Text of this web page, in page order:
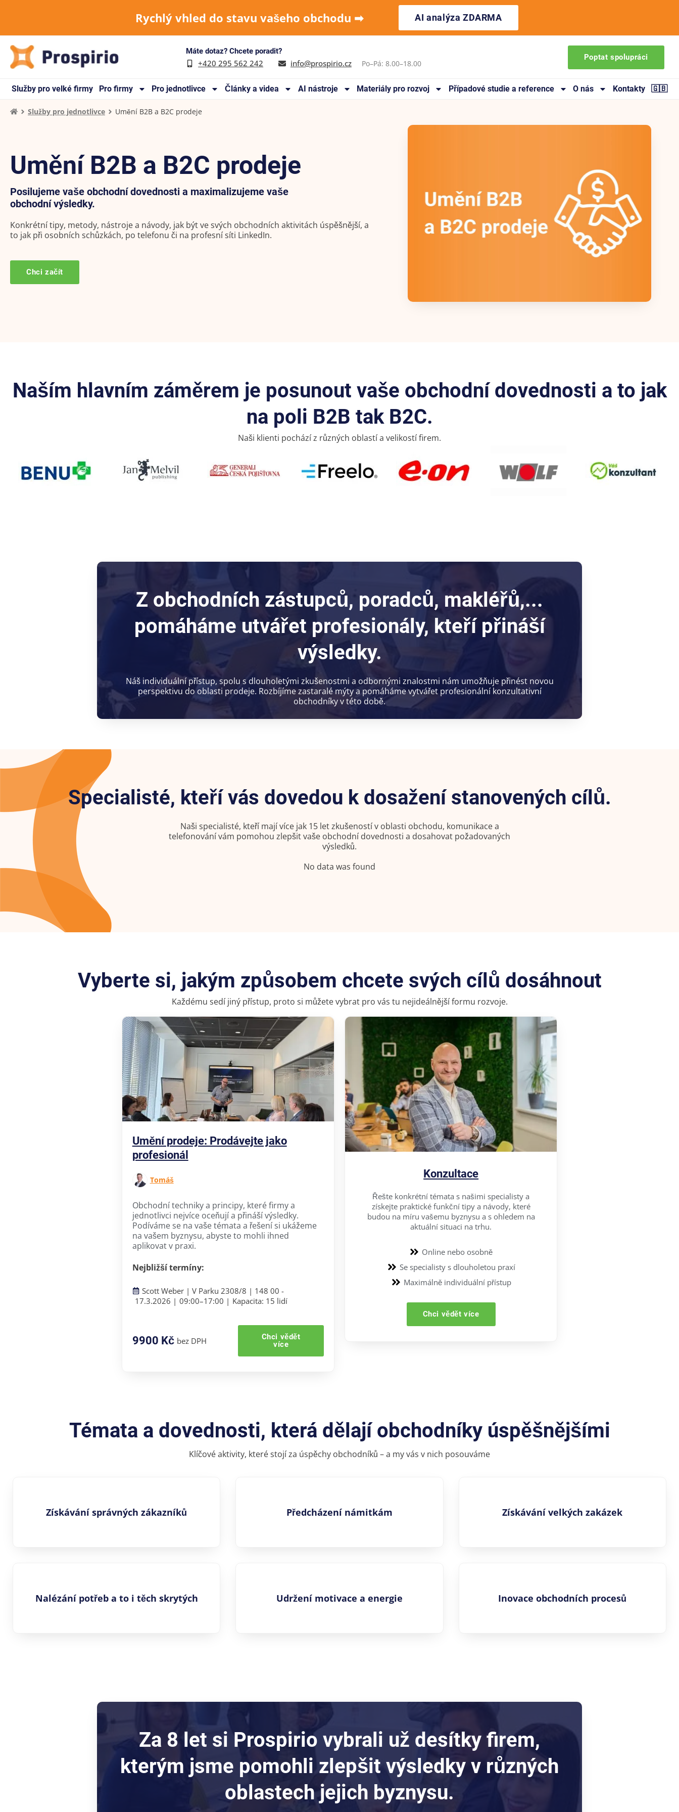
Rychlý vhled do stavu vašeho obchodu ➡︎ AI analýza ZDARMA
Máte dotaz? Chcete poradit?
+420 295 562 242 info@prospirio.cz Po–Pá: 8.00–18.00
Poptat spolupráci
Služby pro velké firmy Pro firmy Pro jednotlivce Články a videa AI nástroje Materiály pro rozvoj Případové studie a reference O nás Kontakty 🇬🇧
Služby pro jednotlivce Umění B2B a B2C prodeje
Umění B2B a B2C prodeje
Posilujeme vaše obchodní dovednosti a maximalizujeme vaše
obchodní výsledky.
Konkrétní tipy, metody, nástroje a návody, jak být ve svých obchodních aktivitách úspěšnější, a
to jak při osobních schůzkách, po telefonu či na profesní síti LinkedIn.
Chci začít
Naším hlavním záměrem je posunout vaše obchodní dovednosti a to jak
na poli B2B tak B2C.
Naši klienti pochází z různých oblastí a velikostí firem.
Z obchodních zástupců, poradců, makléřů,...
pomáháme utvářet profesionály, kteří přináší
výsledky.
Náš individuální přístup, spolu s dlouholetými zkušenostmi a odbornými znalostmi nám umožňuje přinést novou
perspektivu do oblasti prodeje. Rozbíjíme zastaralé mýty a pomáháme vytvářet profesionální konzultativní
obchodníky v této době.
Specialisté, kteří vás dovedou k dosažení stanovených cílů.
Naši specialisté, kteří mají více jak 15 let zkušeností v oblasti obchodu, komunikace a
telefonování vám pomohou zlepšit vaše obchodní dovednosti a dosahovat požadovaných
výsledků.
No data was found
Vyberte si, jakým způsobem chcete svých cílů dosáhnout
Každému sedí jiný přístup, proto si můžete vybrat pro vás tu nejideálnější formu rozvoje.
Umění prodeje: Prodávejte jako
profesionál
Tomáš
Obchodní techniky a principy, které firmy a
jednotlivci nejvíce oceňují a přináší výsledky.
Podíváme se na vaše témata a řešení si ukážeme
na vašem byznysu, abyste to mohli ihned
aplikovat v praxi.
Nejbližší termíny:
Scott Weber | V Parku 2308/8 | 148 00 -
17.3.2026 | 09:00–17:00 | Kapacita: 15 lidí
9900 Kč bez DPH
Chci vědět
více
Konzultace
Řešte konkrétní témata s našimi specialisty a
získejte praktické funkční tipy a návody, které
budou na míru vašemu byznysu a s ohledem na
aktuální situaci na trhu.
Online nebo osobně
Se specialisty s dlouholetou praxí
Maximálně individuální přístup
Chci vědět více
Témata a dovednosti, která dělají obchodníky úspěšnějšími
Klíčové aktivity, které stojí za úspěchy obchodníků – a my vás v nich posouváme
Získávání správných zákazníků Předcházení námitkám Získávání velkých zakázek
Nalézání potřeb a to i těch skrytých Udržení motivace a energie Inovace obchodních procesů
Za 8 let si Prospirio vybrali už desítky firem,
kterým jsme pomohli zlepšit výsledky v různých
oblastech jejich byznysu.